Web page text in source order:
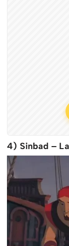
4) Sinbad –